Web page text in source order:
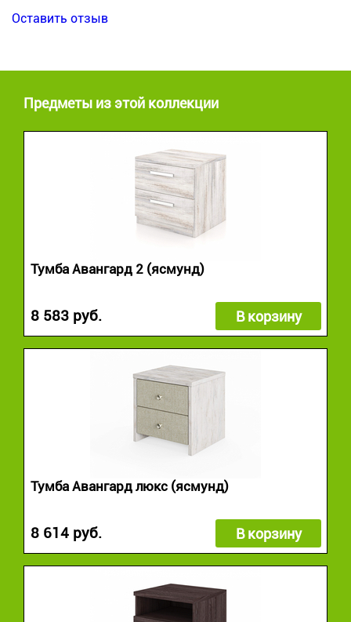
Оставить отзыв
Предметы из этой коллекции
Тумба Авангард 2 (ясмунд)
8 583 руб. В корзину
Тумба Авангард люкс (ясмунд)
8 614 руб. В корзину